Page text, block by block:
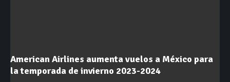
American Airlines aumenta vuelos a México para
la temporada de invierno 2023-2024